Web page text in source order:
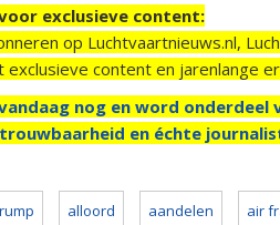
exclusieve content:
op Luchtvaartnieuws.nl,
content en jarenlange
nog en word onderdeel
en échte
alloord aandelen air